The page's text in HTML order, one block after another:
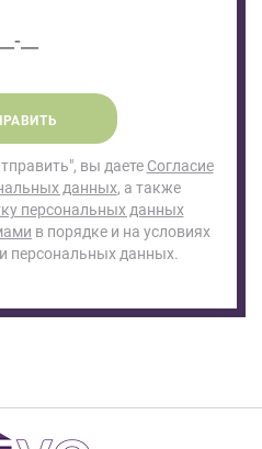
вы даете Согласие
данных, а также
персональных данных
в порядке и на условиях
персональных данных.